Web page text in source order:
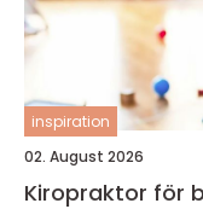
inspiration
02. August 2026
Kiropraktor för barn när är